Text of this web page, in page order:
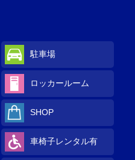
駐車場
ロッカールーム
SHOP
車椅子レンタル有